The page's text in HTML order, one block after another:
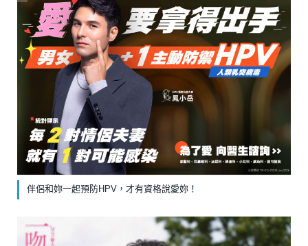
伴侶和妳一起預防HPV，才有資格說愛妳！